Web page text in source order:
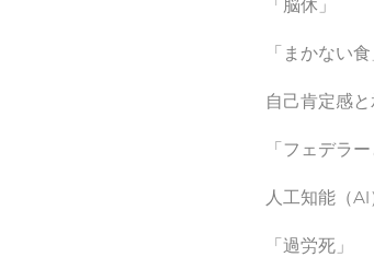
「脳休」
「まかない食
自己肯定感
「フェデラ
人工知能（
「過労死」